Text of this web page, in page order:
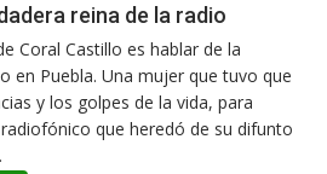
reina de la radio
Coral Castillo es hablar de la
en Puebla. Una mujer que tuvo que
y los golpes de la vida, para
que heredó de su difunto